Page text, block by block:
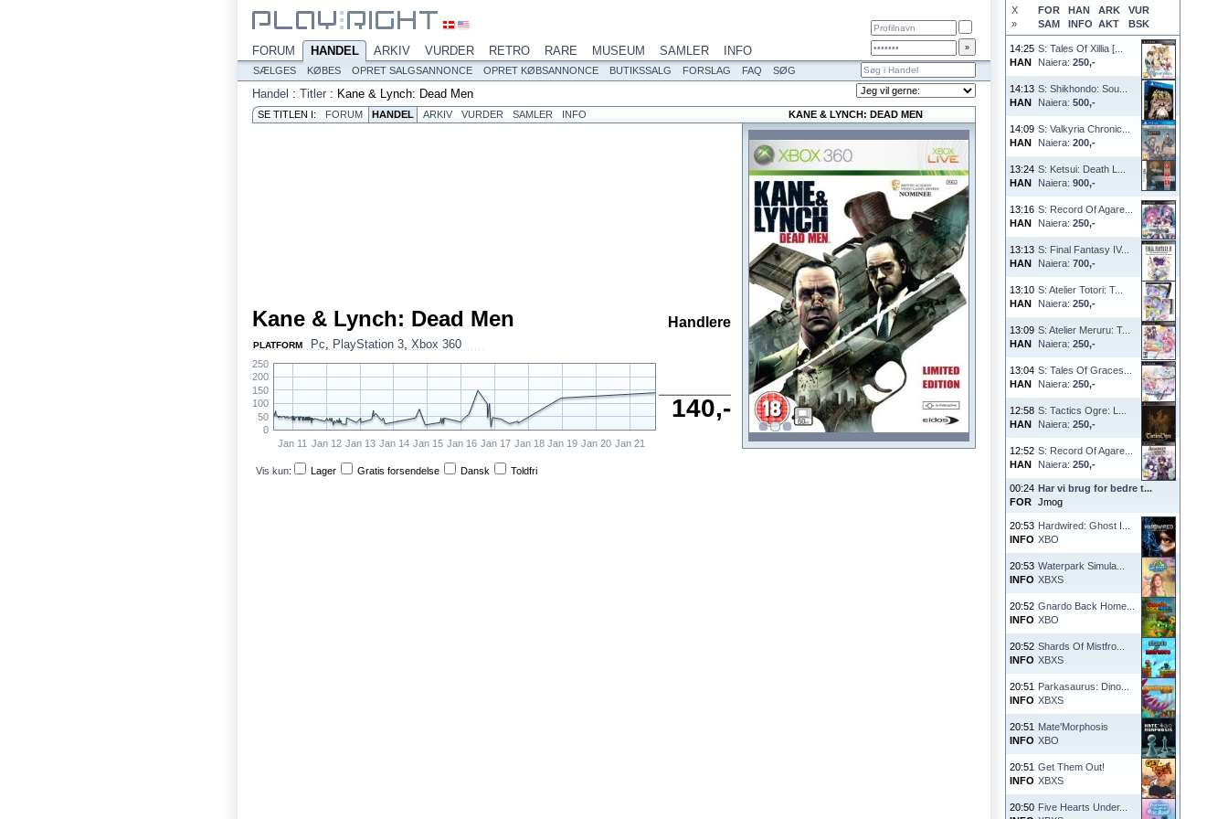
X FOR HAN ARK
VUR
»
SAM INFO AKT BSK
14:25
HAN
S: Tales Of Xillia [...
Naiera: 250,-
14:13
HAN
S: Shikhondo: Sou...
Naiera: 500,-
14:09
HAN
S: Valkyria Chronic...
Naiera: 200,-
13:24
HAN
S: Ketsui: Death L...
Naiera: 900,-
13:16
HAN
S: Record Of Agare...
Naiera: 250,-
13:13
HAN
S: Final Fantasy IV...
Naiera: 700,-
13:10
HAN
S: Atelier Totori: T...
Naiera: 250,-
13:09
HAN
S: Atelier Meruru: T...
Naiera: 250,-
13:04
HAN
S: Tales Of Graces...
Naiera: 250,-
12:58
HAN
S: Tactics Ogre: L...
Naiera: 250,-
12:52
HAN
S: Record Of Agare...
Naiera: 250,-
00:24
FOR
Har vi brug for bedre t...
Jmog
20:53
INFO
Hardwired: Ghost I...
XBO
20:53
INFO
Waterpark Simula...
XBXS
20:52
INFO
Gnardo Back Home...
XBO
20:52
INFO
Shards Of Mistfro...
XBXS
20:51
INFO
Parkasaurus: Dino...
XBXS
20:51
INFO
Mate'Morphosis
XBO
20:51
INFO
Get Them Out!
XBXS
20:50 Five Hearts Under...
FORUM HANDEL ARKIV VURDER RETRO RARE MUSEUM SAMLER INFO
SÆLGES KØBES OPRET SALGSANNONCE OPRET KØBSANNONCE BUTIKSSALG FORSLAG FAQ SØG
Handel : Titler : Kane & Lynch: Dead Men
SE TITLEN I: FORUM HANDEL ARKIV VURDER SAMLER INFO KANE & LYNCH: DEAD MEN
Kane & Lynch: Dead Men Handlere
PLATFORM Pc, PlayStation 3, Xbox 360
Jan 11 Jan 12 Jan 13 Jan 14 Jan 15 Jan 16 Jan 17 Jan 18 Jan 19 Jan 20 Jan 21
0
50
100
150
200
250
140,-
Vis kun: Lager Gratis forsendelse Dansk Toldfri